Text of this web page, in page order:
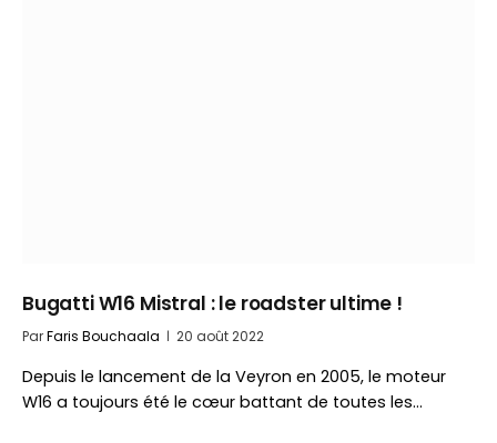
Bugatti W16 Mistral : le roadster ultime !
ParFaris Bouchaala 20 août 2022
Depuis le lancement de la Veyron en 2005, le moteur
W16 a toujours été le cœur battant de toutes les…